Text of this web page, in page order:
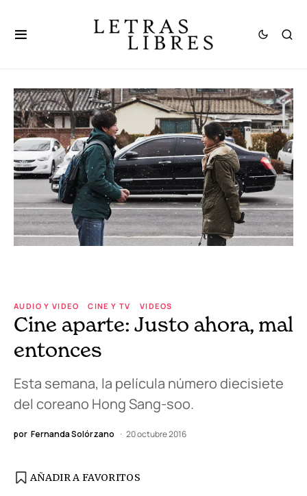
AUDIO Y VIDEO CINE Y TV VIDEOS
Cine aparte: Justo ahora, mal
entonces
Esta semana, la película número diecisiete
del coreano Hong Sang-soo.
por Fernanda Solórzano 20 octubre 2016
AÑADIR A FAVORITOS